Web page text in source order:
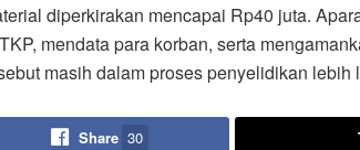
diperkirakan mencapai Rp40 juta.
mendata para korban, serta
masih dalam proses penyelidikan lebih
Share 30